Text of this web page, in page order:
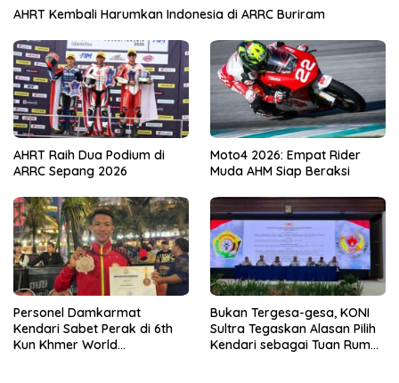
AHRT Kembali Harumkan Indonesia di ARRC Buriram
AHRT Raih Dua Podium di
ARRC Sepang 2026
Moto4 2026: Empat Rider
Muda AHM Siap Beraksi
Personel Damkarmat
Kendari Sabet Perak di 6th
Kun Khmer World
Bukan Tergesa-gesa, KONI
Sultra Tegaskan Alasan Pilih
Kendari sebagai Tuan Rumah